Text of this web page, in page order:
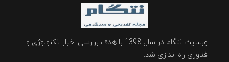
وبسایت نتگام در سال 1398 با هدف بررسی اخبار تکنولوژی و
فناوری راه اندازی شد.